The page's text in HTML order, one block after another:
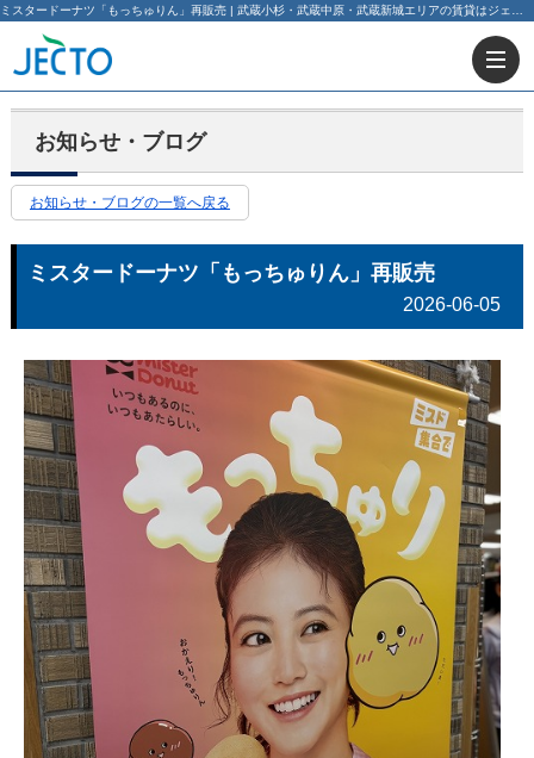
お知らせ・ブログ
お知らせ・ブログの一覧へ戻る
ミスタードーナツ「もっちゅりん」再販売
2026-06-05